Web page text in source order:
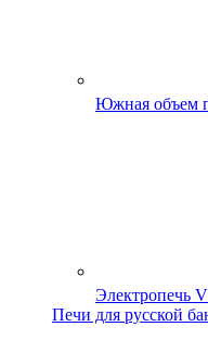
Южная объем
Электропечь
Печи для русской